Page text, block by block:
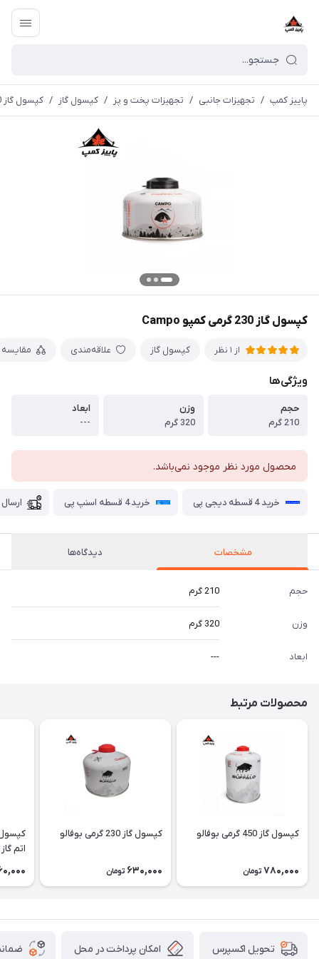
پاییز کمپ / تجهیزات جانبی / تجهیزات پخت و پز / کپسول گاز / کپسول گاز 230 گرمی کمپو Campo
کپسول گاز 230 گرمی کمپو Campo
از 1 نظر کپسول گاز علاقه‌مندی مقایسه
ویژگی‌ها
حجم
210 گرم
وزن
320 گرم
ابعاد
---
محصول مورد نظر موجود نمی‌باشد.
خرید 4 قسطه دیجی پی خرید 4 قسطه اسنپ پی
مشخصات دیدگاه‌ها
حجم 210 گرم
وزن 320 گرم
ابعاد ---
محصولات مرتبط
کپسول گاز 450 گرمی بوفالو
780,000 تومان
کپسول گاز 230 گرمی بوفالو
630,000 تومان
اتم گاز Atom Gaz
تحویل اکسپرس امکان پرداخت در محل